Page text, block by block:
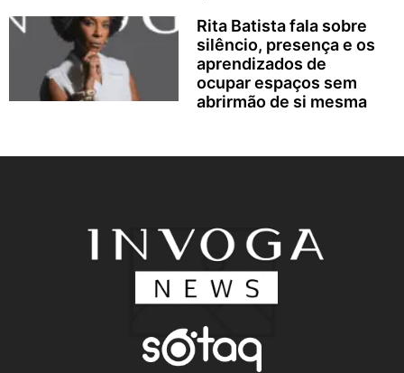
Rita Batista fala sobre
silêncio, presença e os
aprendizados de
ocupar espaços sem
abrirmão de si mesma